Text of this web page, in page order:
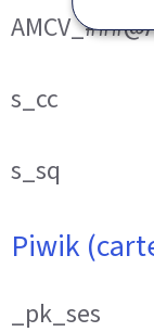
s_cc
s_sq
Piwik
_pk_ses